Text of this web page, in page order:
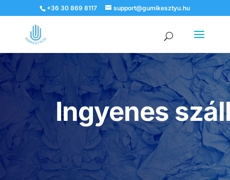
+36 30 869 8117 support@gumikesztyu.hu
Products
search
Ingyenes